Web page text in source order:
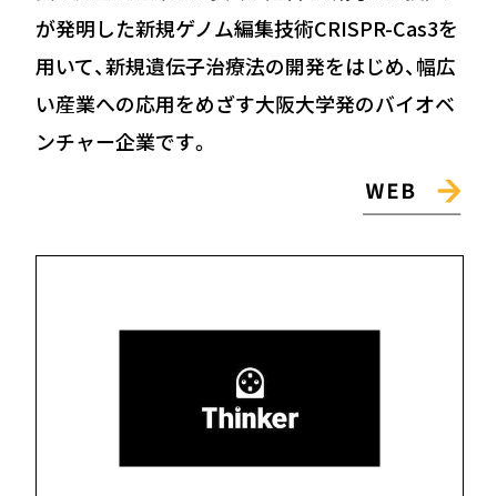
が発明した新規ゲノム編集技術CRISPR-Cas3を
用いて、新規遺伝子治療法の開発をはじめ、幅広
い産業への応用をめざす大阪大学発のバイオベ
ンチャー企業です。